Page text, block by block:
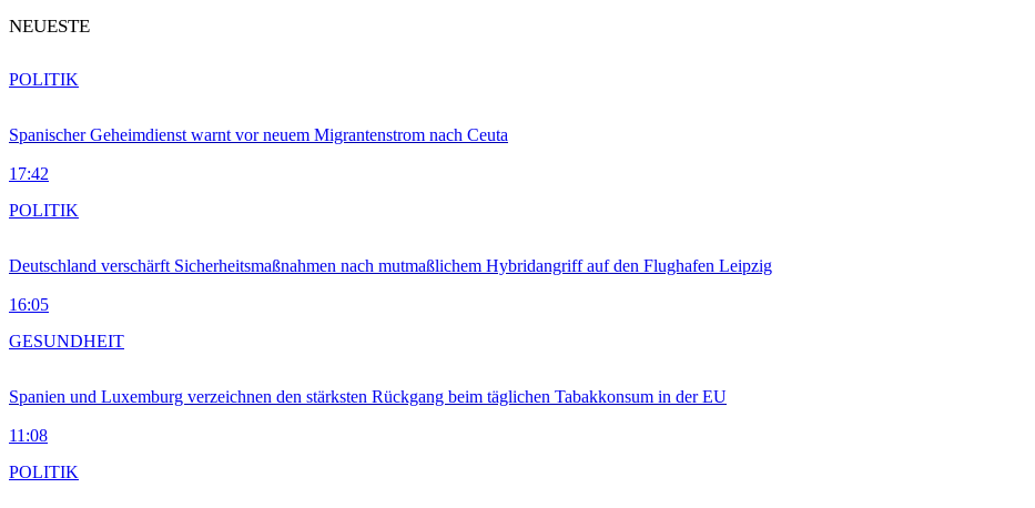
NEUESTE
Spanischer Geheimdienst warnt vor neuem Migrantenstrom nach Ceuta
17:42
POLITIK
Deutschland verschärft Sicherheitsmaßnahmen nach mutmaßlichem Hybridangriff auf den Flughafen Leipzig
16:05
POLITIK
Spanien und Luxemburg verzeichnen den stärksten Rückgang beim täglichen Tabakkonsum in der EU
11:08
GESUNDHEIT
POLITIK